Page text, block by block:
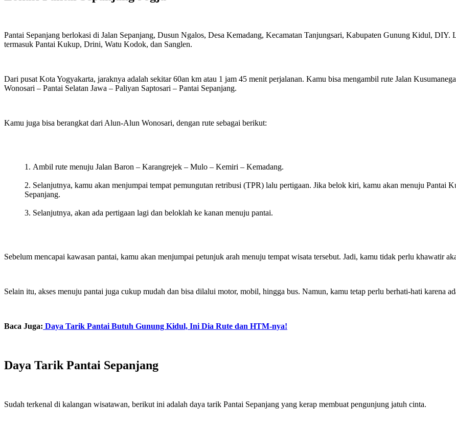
Pantai Sepanjang berlokasi di Jalan Sepanjang, Dusun Ngalos, Desa Kemadang, Kecamatan Tanjungsari, Kabupaten Gunung Kidul,
termasuk Pantai Kukup, Drini, Watu Kodok, dan Sanglen.
Dari pusat Kota Yogyakarta, jaraknya adalah sekitar 60an km atau 1 jam 45 menit perjalanan. Kamu bisa mengambil rute Jalan
Wonosari – Pantai Selatan Jawa – Paliyan Saptosari – Pantai Sepanjang.
Kamu juga bisa berangkat dari Alun-Alun Wonosari, dengan rute sebagai berikut:
Ambil rute menuju Jalan Baron – Karangrejek – Mulo – Kemiri – Kemadang.
Selanjutnya, kamu akan menjumpai tempat pemungutan retribusi (TPR) lalu pertigaan. Jika belok kiri, kamu akan menuju Pantai
Sepanjang.
Selanjutnya, akan ada pertigaan lagi dan beloklah ke kanan menuju pantai.
Sebelum mencapai kawasan pantai, kamu akan menjumpai petunjuk arah menuju tempat wisata tersebut. Jadi, kamu tidak perlu khawatir
Selain itu, akses menuju pantai juga cukup mudah dan bisa dilalui motor, mobil, hingga bus. Namun, kamu tetap perlu berhati-hati karena
Baca Juga: Daya Tarik Pantai Butuh Gunung Kidul, Ini Dia Rute dan HTM-nya!
Daya Tarik Pantai Sepanjang
Sudah terkenal di kalangan wisatawan, berikut ini adalah daya tarik Pantai Sepanjang yang kerap membuat pengunjung jatuh cinta.